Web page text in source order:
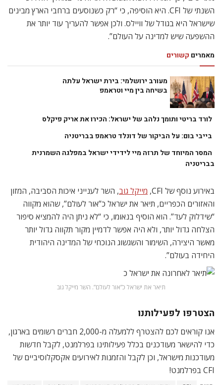
השנתי של CFI. היא הוסיפה, כי “רק כשנוסעים ברחבי הארץ מבינים
שישראל היא בגודל של וויילס. ולכן אפשר להעריך עוד יותר את
ההשפעה שיש למדינה על העולם”.
מאמרים קשורים
מעורב ירושלמי: בירת ישראל עלתה
בשיחה בין מיי וטראמפ
לורד בריטי ותומך נלהב של ישראל: הכירו את אריק פיקלס
בייבי בום: על הביקור של דונלד טראמפ בבריטניה
המסר המיוחד של תרזה מיי לידידי ישראל במפלגה השמרנית
בבריטניה
באירוע נוסף של CFI, מייקל גוב, השר לענייני איכות הסביבה, המזון
והאזורים הכפריים, תיאר את ישראל כ”אור לעולם”, שהוא מקווה
“שידלוק לעד”. הוא הוסיף בנאומו, כי “לא ניתן היה להמציא סיפור
הצלחה גדול יותר, ולא היה אפשר לדמיין מקור תקווה גדול יותר
מאשר היצירה, השימור והשגשוג הנוכחי של המדינה היהודית
היחידה בעולם”.
תיאר את ישראל כ”אור לעולם”. השר מייקל גוב
הצטרפו לפעילותנו
אנו קוראים לכם להצטרף ללמעלה מ-2,000 חברים רשומים בארגון,
כדי להישאר מעודכנים בכלל פעילותינו בפרלמנט, לקבל חדשות
מעודכנות מישראל, וכן לקבל והזמנות לאירועים אקסקלוסיביים של
CFI בפרלמנט!